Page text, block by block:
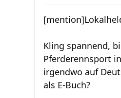
Kling spannend,
Pferderennsport
irgendwo auf
als E-Buch?